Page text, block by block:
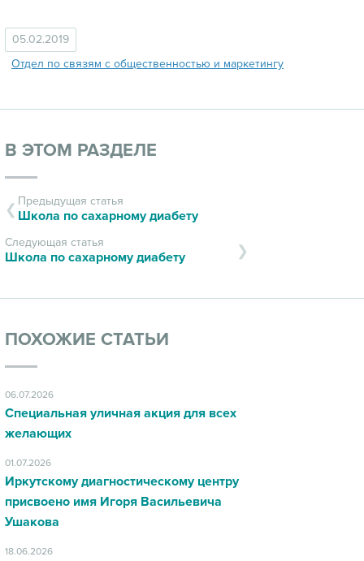
05.02.2019
Отдел по связям с общественностью и маркетингу
В ЭТОМ РАЗДЕЛЕ
Предыдущая статья
Школа по сахарному диабету
Следующая статья
Школа по сахарному диабету
ПОХОЖИЕ СТАТЬИ
06.07.2026
Специальная уличная акция для всех
желающих
01.07.2026
Иркутскому диагностическому центру
присвоено имя Игоря Васильевича
Ушакова
18.06.2026